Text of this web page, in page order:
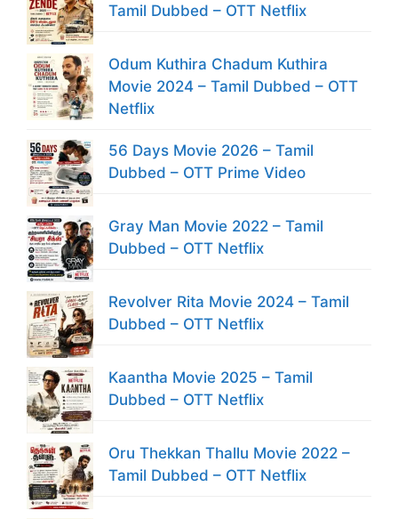
Tamil Dubbed – OTT Netflix
Odum Kuthira Chadum Kuthira
Movie 2024 – Tamil Dubbed – OTT
Netflix
56 Days Movie 2026 – Tamil
Dubbed – OTT Prime Video
Gray Man Movie 2022 – Tamil
Dubbed – OTT Netflix
Revolver Rita Movie 2024 – Tamil
Dubbed – OTT Netflix
Kaantha Movie 2025 – Tamil
Dubbed – OTT Netflix
Oru Thekkan Thallu Movie 2022 –
Tamil Dubbed – OTT Netflix